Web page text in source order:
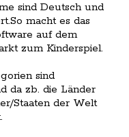
sind Deutsch und
macht es das
auf dem
zum Kinderspiel.
sind
da zb. die Länder
Staaten der Welt